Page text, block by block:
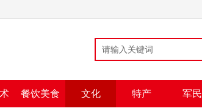
餐饮美食 文化 特产 军民